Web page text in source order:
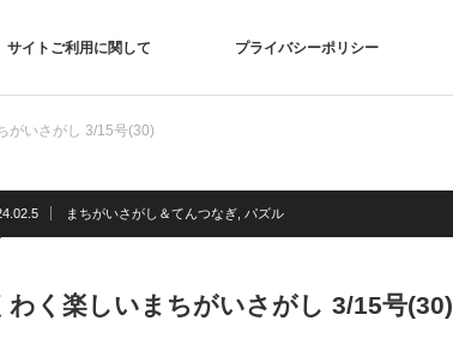
サイトご利用に関して プライバシーポリシー
がいさがし 3/15号(30)
まちがいさがし＆てんつなぎ パズル
わく楽しいまちがいさがし 3/15号(30)